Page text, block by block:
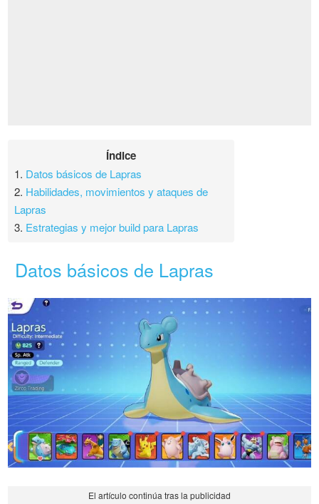
Índice
1. Datos básicos de Lapras
2. Habilidades, movimientos y ataques de
Lapras
3. Estrategias y mejor build para Lapras
Datos básicos de Lapras